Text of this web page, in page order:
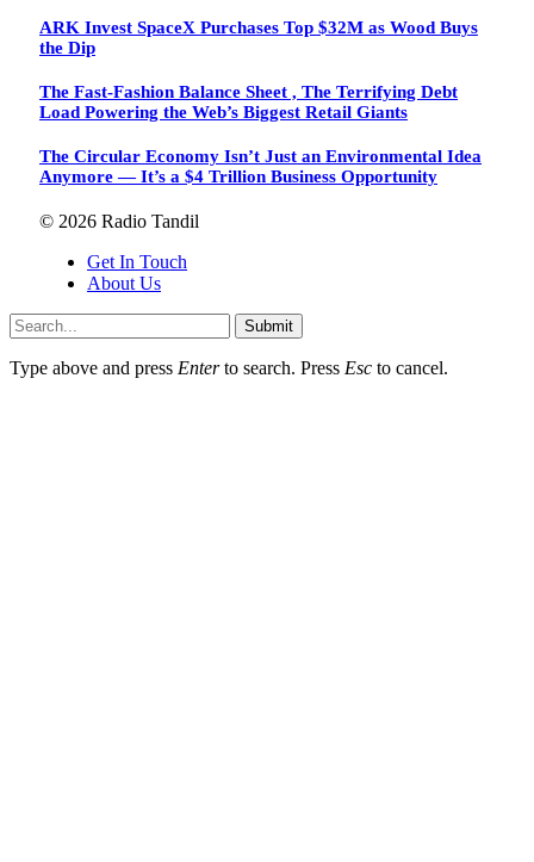
ARK Invest SpaceX Purchases Top $32M as Wood Buys
the Dip
The Fast-Fashion Balance Sheet , The Terrifying Debt
Load Powering the Web’s Biggest Retail Giants
The Circular Economy Isn’t Just an Environmental Idea
Anymore — It’s a $4 Trillion Business Opportunity
© 2026 Radio Tandil
Get In Touch
About Us
Submit
Type above and press Enterto search. Press Esc to cancel.